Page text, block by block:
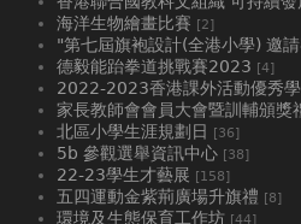
海洋生物繪畫比賽 [2]
"第七屆旗袍設計(全港小學) 邀
德毅能跆拳道挑戰賽2023 [4]
2022-2023香港課外活動優秀
家長教師會會員大會暨訓輔頒獎
北區小學生涯規劃日 [36]
5b 參觀選舉資訊中心 [38]
22-23學生才藝展 [158]
五四運動金紫荊廣場升旗禮 [8]
環境及生態保育工作坊 [44]